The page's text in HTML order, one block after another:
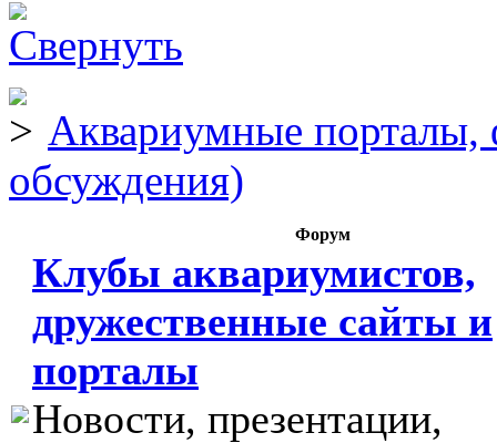
Аквариумные
обсуждения)
Форум
Клубы аквариумистов,
дружественные сайты и
порталы
Новости, презентации,